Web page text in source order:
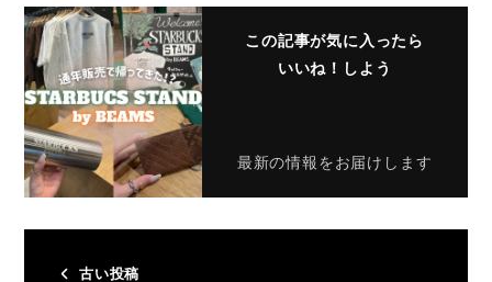
この記事が気に入ったら
いいね！しよう
最新の情報をお届けします
古い投稿